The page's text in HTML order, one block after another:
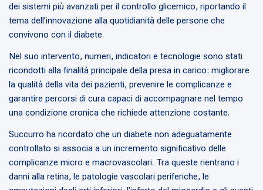
dei sistemi più avanzati per il controllo glicemico, riportando il
tema dell’innovazione alla quotidianità delle persone che
convivono con il diabete.
Nel suo intervento, numeri, indicatori e tecnologie sono stati
ricondotti alla finalità principale della presa in carico: migliorare
la qualità della vita dei pazienti, prevenire le complicanze e
garantire percorsi di cura capaci di accompagnare nel tempo
una condizione cronica che richiede attenzione costante.
Succurro ha ricordato che un diabete non adeguatamente
controllato si associa a un incremento significativo delle
complicanze micro e macrovascolari. Tra queste rientrano i
danni alla retina, le patologie vascolari periferiche, le